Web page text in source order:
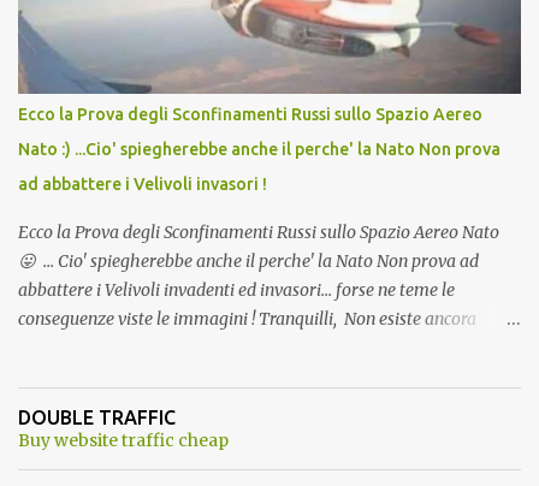
Ecco la Prova degli Sconfinamenti Russi sullo Spazio Aereo
Nato :) ...Cio' spiegherebbe anche il perche' la Nato Non prova
ad abbattere i Velivoli invasori !
Ecco la Prova degli Sconfinamenti Russi sullo Spazio Aereo Nato
😛 ... Cio' spiegherebbe anche il perche' la Nato Non prova ad
abbattere i Velivoli invadenti ed invasori... forse ne teme le
conseguenze viste le immagini ! Tranquilli, Non esiste ancora
ancora una fantasia Nato o forse una "False Flag", per provocare
una guerra mondiale che difficilmente da menti sane, potrebbe
DOUBLE TRAFFIC
Buy website traffic cheap